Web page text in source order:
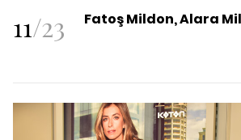
11/23 Fatoş Mildon, Alara